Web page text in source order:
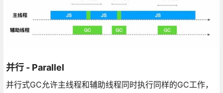
并行 - Parallel
并行式GC允许主线程和辅助线程同时执行同样的GC工作，